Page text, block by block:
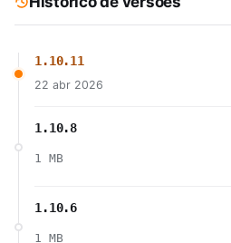
1.10.11
22 abr 2026
1.10.8
1 MB
1.10.6
1 MB